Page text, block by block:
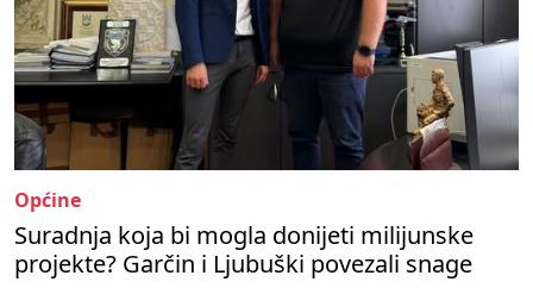
Općine
Suradnja koja bi mogla donijeti milijunske
projekte? Garčin i Ljubuški povezali snage